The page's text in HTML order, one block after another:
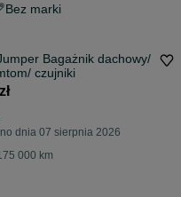
Bez marki
Bagażnik dachowy/
czujniki
dnia 07 sierpnia 2026
000 km